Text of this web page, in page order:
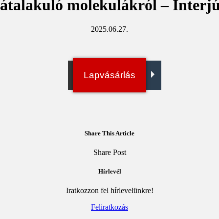
molekulákról –
2025.06.27.
Digitális példány
Lapvásárlás
Share This Article
Share PostMegosztás
Megosztás
Elküld
Copy
Hírlevél
Iratkozzon fel hírlevelünkre!
Feliratkozás